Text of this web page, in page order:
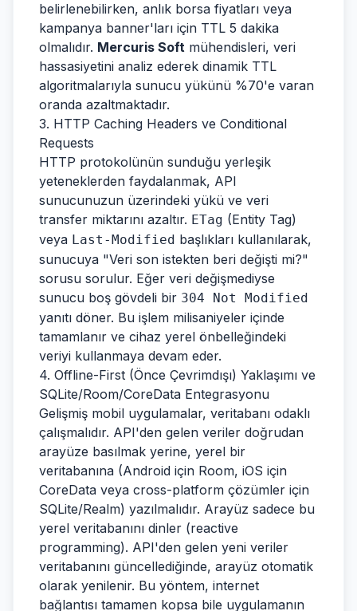
belirlenebilirken, anlık borsa fiyatları veya
kampanya banner'ları için TTL 5 dakika
olmalıdır. Mercuris Soft mühendisleri, veri
hassasiyetini analiz ederek dinamik TTL
algoritmalarıyla sunucu yükünü %70'e varan
oranda azaltmaktadır.
3. HTTP Caching Headers ve Conditional
Requests
HTTP protokolünün sunduğu yerleşik
yeteneklerden faydalanmak, API
sunucunuzun üzerindeki yükü ve veri
transfer miktarını azaltır. ETag (Entity Tag)
veya Last-Modified başlıkları kullanılarak,
sunucuya "Veri son istekten beri değişti mi?"
sorusu sorulur. Eğer veri değişmediyse
sunucu boş gövdeli bir 304 Not Modified
yanıtı döner. Bu işlem milisaniyeler içinde
tamamlanır ve cihaz yerel önbelleğindeki
veriyi kullanmaya devam eder.
4. Offline-First (Önce Çevrimdışı) Yaklaşımı ve
SQLite/Room/CoreData Entegrasyonu
Gelişmiş mobil uygulamalar, veritabanı odaklı
çalışmalıdır. API'den gelen veriler doğrudan
arayüze basılmak yerine, yerel bir
veritabanına (Android için Room, iOS için
CoreData veya cross-platform çözümler için
SQLite/Realm) yazılmalıdır. Arayüz sadece bu
yerel veritabanını dinler (reactive
programming). API'den gelen yeni veriler
veritabanını güncellediğinde, arayüz otomatik
olarak yenilenir. Bu yöntem, internet
bağlantısı tamamen kopsa bile uygulamanın